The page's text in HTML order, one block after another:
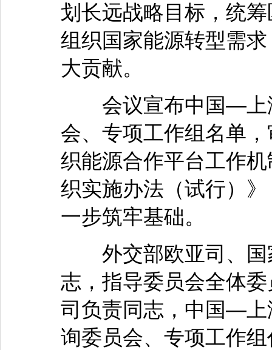
划长远战略目标，统
组织国家能源转型需
大贡献。
会议宣布中国—上
会、专项工作组名单
织能源合作平台工作
织实施办法（试行）
一步筑牢基础。
外交部欧亚司、国
志，指导委员会全体
司负责同志，中国—上
询委员会、专项工作